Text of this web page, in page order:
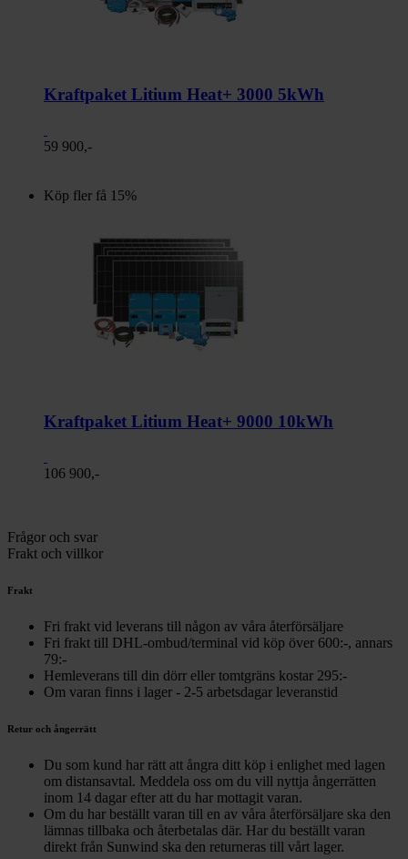
Kraftpaket Litium Heat+ 3000 5kWh
59 900,-
Köp fler få 15%
Kraftpaket Litium Heat+ 9000 10kWh
106 900,-
Frågor och svar
Frakt och villkor
Frakt
Fri frakt vid leverans till någon av våra återförsäljare
Fri frakt till DHL-ombud/terminal vid köp över 600:-, annars
79:-
Hemleverans till din dörr eller tomtgräns kostar 295:-
Om varan finns i lager - 2-5 arbetsdagar leveranstid
Retur och ångerrätt
Du som kund har rätt att ångra ditt köp i enlighet med lagen
om distansavtal. Meddela oss om du vill nyttja ångerrätten
inom 14 dagar efter att du har mottagit varan.
Om du har beställt varan till en av våra återförsäljare ska den
lämnas tillbaka och återbetalas där. Har du beställt varan
direkt från Sunwind ska den returneras till vårt lager.